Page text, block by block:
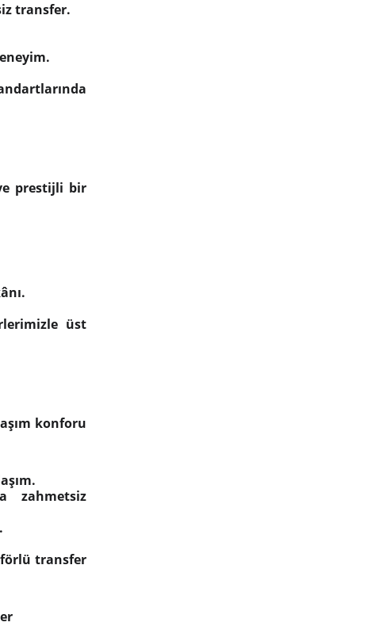
transfer.
prestijli bir
üst
konforu
zahmetsiz
transfer